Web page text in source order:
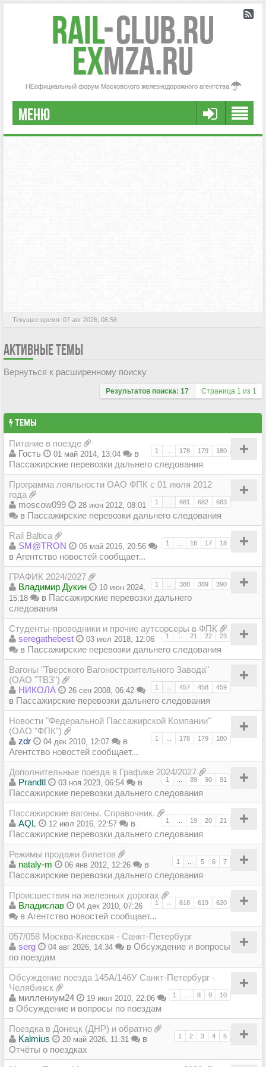
Rail-Club.RU
exMZA.RU
НЕофициальный форум Московского железнодорожного агентства
МЕНЮ
РЕГИСТРАЦИЯ
Текущее время: 07 авг 2026, 08:58
АКТИВНЫЕ ТЕМЫ
Вернуться к расширенному поиску
Результатов поиска: 17 Страница 1 из 1
ТЕМЫ
Питание в поезде
1 178 179 180
Гость 01 май 2014, 13:04
в
Пассажирские перевозки дальнего следования
Программа лояльности ОАО ФПК с 01 июля 2012
года
1 681 682 683
moscow099 28 июн 2012, 08:01
в Пассажирские перевозки дальнего следования
Rail Baltica
1 16 17 18
SM@TRON 06 май 2016, 20:56
в Агентство новостей сообщает...
ГРАФИК 2024/2027
1 388 389 390
Владимир Дукин
10 июн 2024,
15:18
в Пассажирские перевозки дальнего
следования
Студенты-проводники и прочие аутсорсеры в ФПК
1 ... 21 22 23
seregathebest 03 июл 2018, 12:06
в Пассажирские перевозки дальнего следования
Вагоны "Тверского Вагоностроительного Завода"
(ОАО "ТВЗ")
1 457 458 459
НИКОЛА 26 сен 2008, 06:42
в Пассажирские перевозки дальнего следования
Новости "Федеральной Пассажирской Компании"
(ОАО "ФПК")
1 178 179 180
zdr 04 дек 2010, 12:07
в
Агентство новостей сообщает...
Дополнительные поезда в Графике 2024/2027
1 89 90 91
Prandtl 03 ноя 2023, 06:54
в
Пассажирские перевозки дальнего следования
Пассажирские вагоны. Справочник.
1 19 20 21
AQL 12 июл 2016, 22:57
в
Пассажирские перевозки дальнего следования
Режимы продажи билетов
1 5 6 7
nataly-m 06 янв 2012, 12:26
в
Пассажирские перевозки дальнего следования
Происшествия на железных дорогах
1 618 619 620
Владиcлав 04 дек 2010, 07:26
в Агентство новостей сообщает...
057/058 Москва-Киевская - Санкт-Петербург
serg
04 авг 2026, 14:34 в Обсуждение и вопросы
по поездам
Обсуждение поезда 145А/146У Санкт-Петербург -
Челябинск
1 8 9 10
миллениум24 19 июл 2010, 22:06
в Обсуждение и вопросы по поездам
Поездка в Донецк (ДНР) и обратно
1 2 3 4 5
Kalmius 20 май 2026, 11:31
в
Отчёты о поездках